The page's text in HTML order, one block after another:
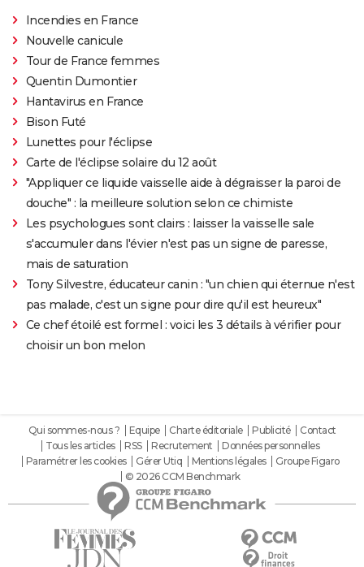
Incendies en France
Nouvelle canicule
Tour de France femmes
Quentin Dumontier
Hantavirus en France
Bison Futé
Lunettes pour l'éclipse
Carte de l'éclipse solaire du 12 août
"Appliquer ce liquide vaisselle aide à dégraisser la paroi de
douche" : la meilleure solution selon ce chimiste
Les psychologues sont clairs : laisser la vaisselle sale
s'accumuler dans l'évier n'est pas un signe de paresse,
mais de saturation
Tony Silvestre, éducateur canin : "un chien qui éternue n'est
pas malade, c'est un signe pour dire qu'il est heureux"
Ce chef étoilé est formel : voici les 3 détails à vérifier pour
choisir un bon melon
Qui sommes-nous ? Equipe Charte éditoriale Publicité
Contact
Tous les articles
RSS Recrutement
Données personnelles
Paramétrer les cookies
Gérer Utiq Mentions légales
Groupe Figaro
© 2026 CCM Benchmark